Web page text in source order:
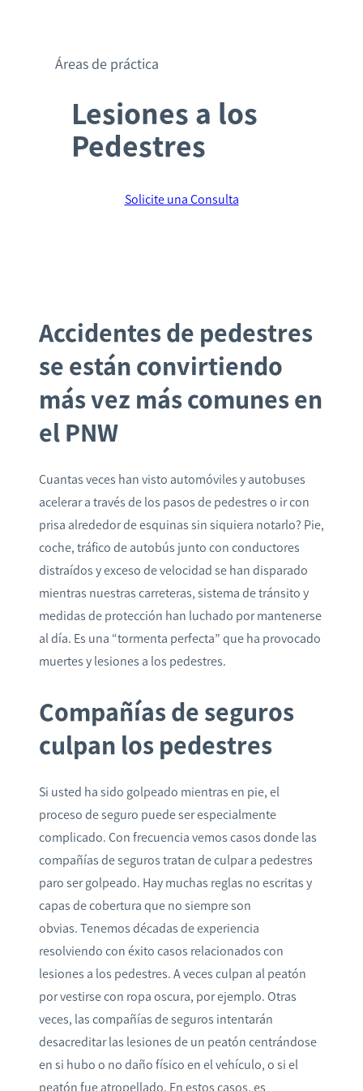
Áreas de práctica
Lesiones a los
Pedestres
Solicite una Consulta
Accidentes de pedestres
se están convirtiendo
más vez más comunes en
el PNW
Cuantas veces han visto automóviles y autobuses
acelerar a través de los pasos de pedestres o ir con
prisa alrededor de esquinas sin siquiera notarlo? Pie,
coche, tráfico de autobús junto con conductores
distraídos y exceso de velocidad se han disparado
mientras nuestras carreteras, sistema de tránsito y
medidas de protección han luchado por mantenerse
al día. Es una “tormenta perfecta” que ha provocado
muertes y lesiones a los pedestres.
Compañías de seguros
culpan los pedestres
Si usted ha sido golpeado mientras en pie, el
proceso de seguro puede ser especialmente
complicado. Con frecuencia vemos casos donde las
compañías de seguros tratan de culpar a pedestres
paro ser golpeado. Hay muchas reglas no escritas y
capas de cobertura que no siempre son
obvias. Tenemos décadas de experiencia
resolviendo con éxito casos relacionados con
lesiones a los pedestres. A veces culpan al peatón
por vestirse con ropa oscura, por ejemplo. Otras
veces, las compañías de seguros intentarán
desacreditar las lesiones de un peatón centrándose
en si hubo o no daño físico en el vehículo, o si el
peatón fue atropellado. En estos casos, es